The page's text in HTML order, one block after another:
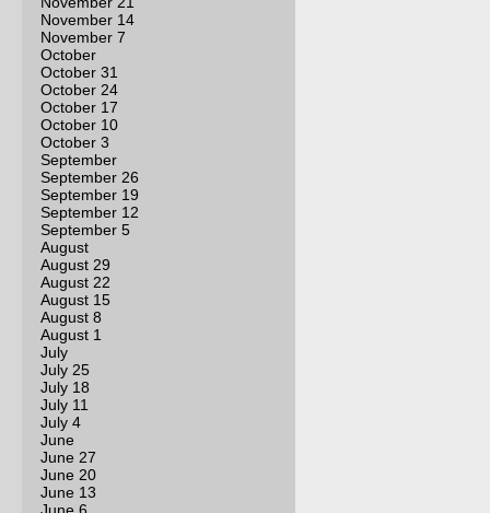
November 14
November 7
October
October 31
October 24
October 17
October 10
October 3
September
September 26
September 19
September 12
September 5
August
August 29
August 22
August 15
August 8
August 1
July
July 25
July 18
July 11
July 4
June
June 27
June 20
June 13